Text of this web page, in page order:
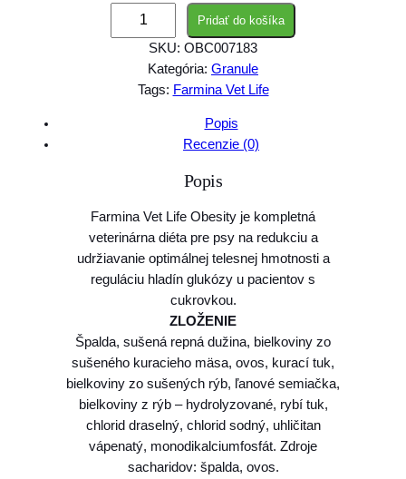
r
m
i
n
e
t
L
i
f
e
Pridať do košíka
SKU: OBC007183
Kategória: Granule
Tags: Farmina Vet Life
Popis
Recenzie (0)
Popis
Farmina Vet Life Obesity je kompletná
veterinárna diéta pre psy na redukciu a
udržiavanie optimálnej telesnej hmotnosti a
reguláciu hladín glukózy u pacientov s
cukrovkou.
ZLOŽENIE
Špalda, sušená repná dužina, bielkoviny zo
sušeného kuracieho mäsa, ovos, kurací tuk,
bielkoviny zo sušených rýb, ľanové semiačka,
bielkoviny z rýb – hydrolyzované, rybí tuk,
chlorid draselný, chlorid sodný, uhličitan
vápenatý, monodikalciumfosfát. Zdroje
sacharidov: špalda, ovos.